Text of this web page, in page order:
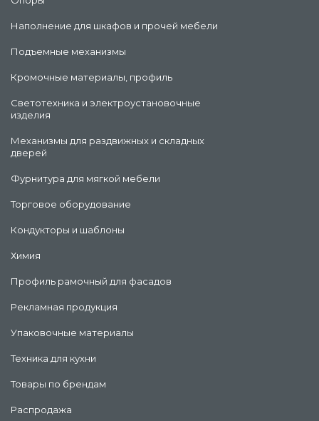
Наполнение для шкафов и прочей мебели
Подъемные механизмы
Кромочные материалы, профиль
Светотехника и электроустановочные
изделия
Механизмы для раздвижных и складных
дверей
Фурнитура для мягкой мебели
Торговое оборудование
Кондукторы и шаблоны
Химия
Профиль рамочный для фасадов
Рекламная продукция
Упаковочные материалы
Техника для кухни
Товары по брендам
Распродажа